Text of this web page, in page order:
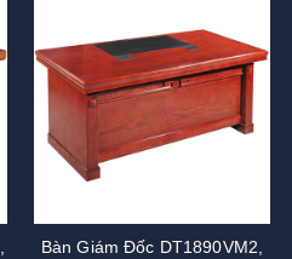
Bàn Giám Đốc DT1890VM2,